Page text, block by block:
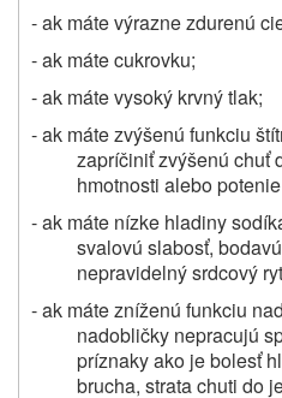
- ak máte výrazne zdurenú
- ak máte cukrovku;
- ak máte vysoký krvný tlak;
- ak máte zvýšenú funkciu
zapríčiniť zvýšenú chuť
hmotnosti alebo
- ak máte nízke hladiny
svalovú slabosť,
nepravidelný srdcový
- ak máte zníženú funkciu
nadobličky nepracujú
príznaky ako je bolesť
brucha, strata chuti do